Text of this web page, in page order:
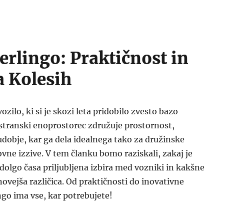
Praktičnost in
Kolesih
ki si je skozi leta pridobilo zvesto bazo
enoprostorec združuje prostornost,
kar ga dela idealnega tako za družinske
izzive. V tem članku bomo raziskali, zakaj je
časa priljubljena izbira med vozniki in kakšne
različica. Od praktičnosti do inovativne
ima vse, kar potrebujete!